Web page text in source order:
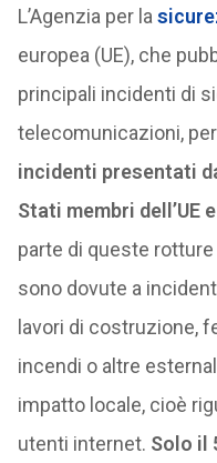
L’Agenzia per la
europea (UE), che
principali incidenti di
telecomunicazioni,
incidenti presentati
Stati membri dell’UE
parte di queste
sono dovute a
lavori di costruzione,
incendi o altre
impatto locale, cioè
utenti internet. Solo il